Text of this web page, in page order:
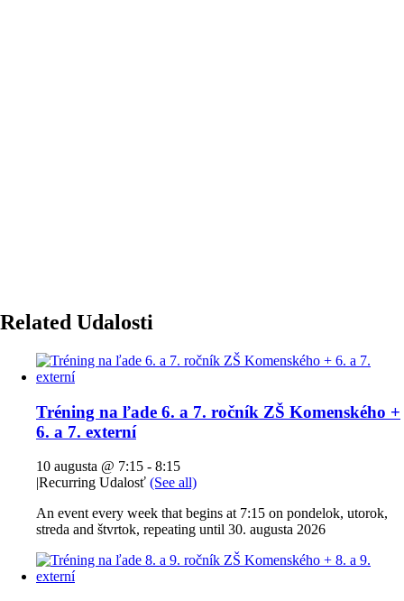
Related Udalosti
Tréning na ľade 6. a 7. ročník ZŠ Komenského +
6. a 7. externí
10 augusta @ 7:15 - 8:15
Recurring Udalosť (See all)
An event every week that begins at 7:15 on pondelok, utorok,
streda and štvrtok, repeating until 30. augusta 2026